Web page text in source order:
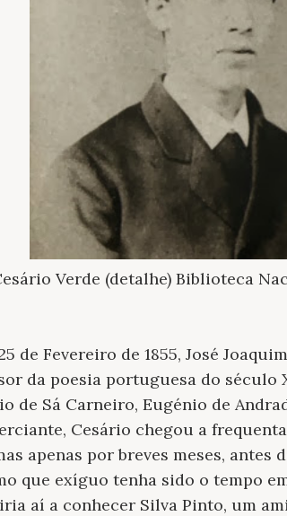
Verde (detalhe) Biblioteca
de Fevereiro de 1855, José Joaquim
da poesia portuguesa do século
de Sá Carneiro, Eugénio de
Cesário chegou a
apenas por breves meses,
que exíguo tenha sido o tempo
aí a conhecer Silva Pinto, um